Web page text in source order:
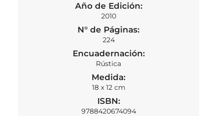
Año de Edición:
2010
N° de Páginas:
224
Encuadernación:
Rústica
Medida:
18 x 12 cm
ISBN:
9788420674094